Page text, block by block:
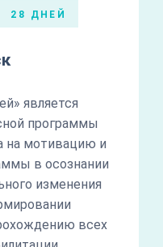
28 ДНЕЙ
является
программы
на мотивацию и
в осознании
изменения
всех